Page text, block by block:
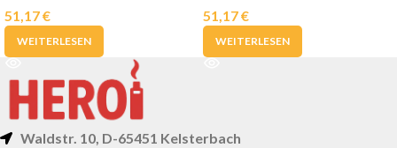
51,17€
WEITERLESEN
51,17€
WEITERLESEN
Waldstr. 10, D-65451 Kelsterbach